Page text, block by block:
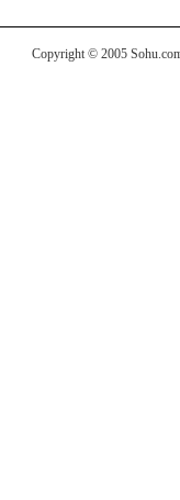
Copyright © 2005